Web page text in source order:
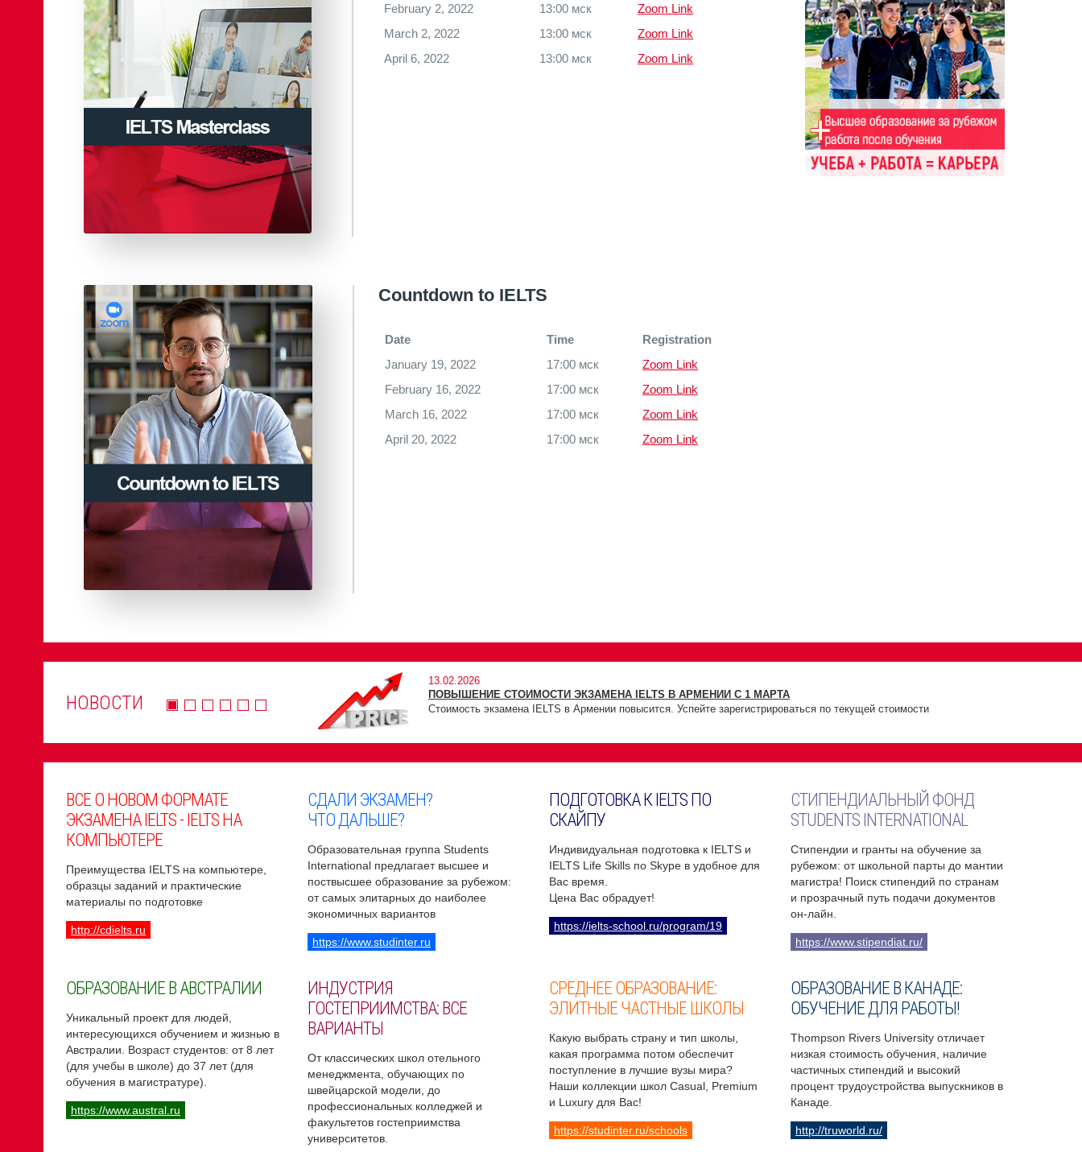
February 2, 2022
13:00 мск
Zoom Link
March 2, 2022
13:00 мск
Zoom Link
April 6, 2022
13:00 мск Zoom Link
Countdown to IELTS
Date Time
Registration
January 19, 2022
17:00 мск
Zoom Link
February 16, 2022
17:00 мск
Zoom Link
March 16, 2022
17:00 мск
Zoom Link
April 20, 2022
17:00 мск Zoom Link
НОВОСТИ
13.02.2026
ПОВЫШЕНИЕ СТОИМОСТИ ЭКЗАМЕНА IELTS В АРМЕНИИ С 1 МАРТА
Стоимость экзамена IELTS в Армении повысится. Успейте зарегистрироваться по текущей стоимости
ВСЕ О НОВОМ ФОРМАТЕ
ЭКЗАМЕНА IELTS - IELTS НА
КОМПЬЮТЕРЕ
Преимущества IELTS на компьютере,
образцы заданий и практические
материалы по подготовке
http://cdielts.ru
СДАЛИ ЭКЗАМЕН?
ЧТО ДАЛЬШЕ?
Образовательная группа Students
International предлагает высшее и
поствысшее образование за рубежом:
от самых элитарных до наиболее
экономичных вариантов
https://www.studinter.ru
ПОДГОТОВКА К IELTS ПО
СКАЙПУ
Индивидуальная подготовка к IELTS и
IELTS Life Skills по Skype в удобное для
Вас время.
Цена Вас обрадует!
https://ielts-school.ru/program/19
СТИПЕНДИАЛЬНЫЙ ФОНД
STUDENTS INTERNATIONAL
Стипендии и гранты на обучение за
рубежом: от школьной парты до мантии
магистра! Поиск стипендий по странам
и прозрачный путь подачи документов
он-лайн.
https://www.stipendiat.ru/
ОБРАЗОВАНИЕ В АВСТРАЛИИ
Уникальный проект для людей,
интересующихся обучением и жизнью в
Австралии. Возраст студентов: от 8 лет
(для учебы в школе) до 37 лет (для
обучения в магистратуре).
https://www.austral.ru
ИНДУСТРИЯ
ГОСТЕПРИИМСТВА: ВСЕ
ВАРИАНТЫ
От классических школ отельного
менеджмента, обучающих по
швейцарской модели, до
профессиональных колледжей и
факультетов гостеприимства
университетов.
СРЕДНЕЕ ОБРАЗОВАНИЕ:
ЭЛИТНЫЕ ЧАСТНЫЕ ШКОЛЫ
Какую выбрать страну и тип школы,
какая программа потом обеспечит
поступление в лучшие вузы мира?
Наши коллекции школ Casual, Premium
и Luxury для Вас!
https://studinter.ru/schools
ОБРАЗОВАНИЕ В КАНАДЕ:
ОБУЧЕНИЕ ДЛЯ РАБОТЫ!
Thompson Rivers University отличает
низкая стоимость обучения, наличие
частичных стипендий и высокий
процент трудоустройства выпускников в
Канаде.
http://truworld.ru/